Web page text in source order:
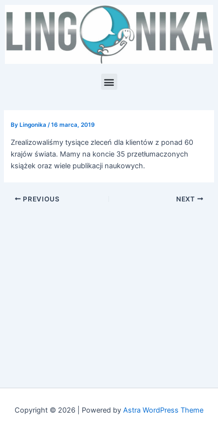
Menu
By Lingonika/16 marca, 2019
Zrealizowaliśmy tysiące zleceń dla klientów z ponad 60
krajów świata. Mamy na koncie 35 przetłumaczonych
książek oraz wiele publikacji naukowych.
PREVIOUS NEXT
Copyright © 2026 | Powered by Astra WordPress Theme